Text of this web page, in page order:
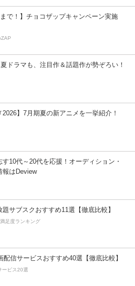
まで！】チョコザップキャンペーン実施
ドラマも、注目作＆話題作が勢ぞろい！
2026】7月期夏の新アニメを一挙紹介！
す10代～20代を応援！オーディション・
報はDeview
サブスクおすすめ11選【徹底比較】
足度ランキング
配信サービスおすすめ40選【徹底比較】
ービス20選